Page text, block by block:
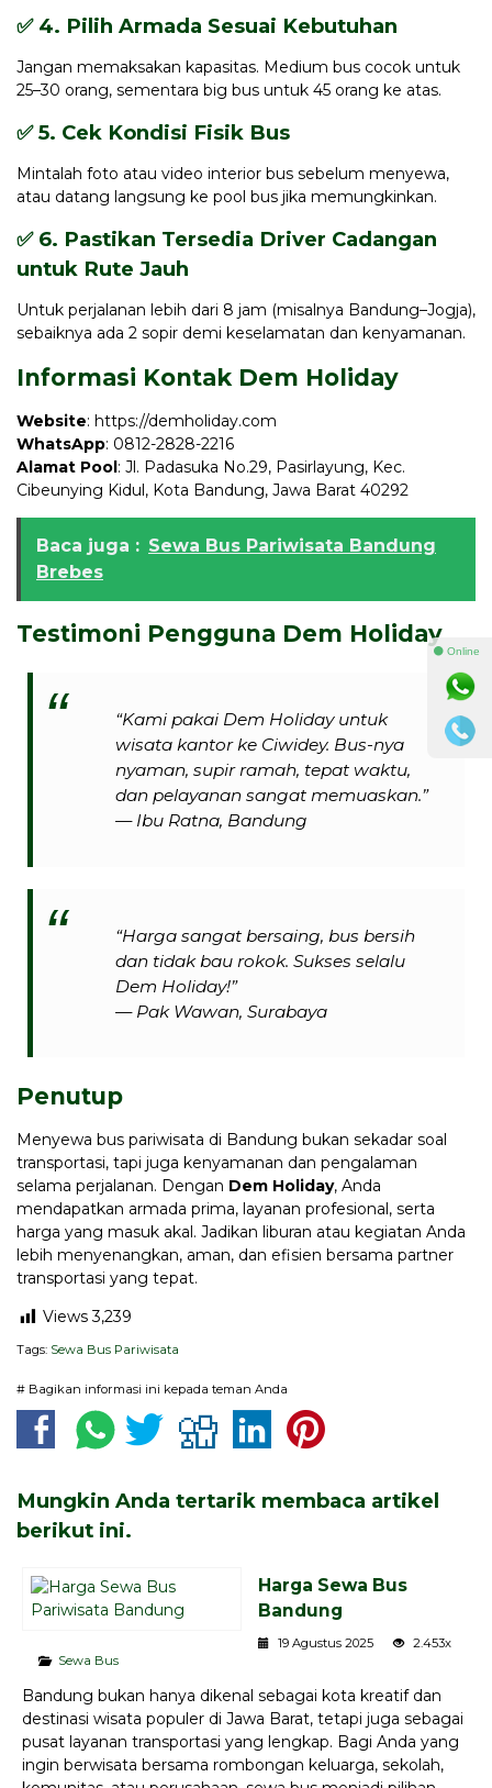
✅ 4. Pilih Armada Sesuai Kebutuhan
Jangan memaksakan kapasitas. Medium bus cocok untuk
25–30 orang, sementara big bus untuk 45 orang ke atas.
✅ 5. Cek Kondisi Fisik Bus
Mintalah foto atau video interior bus sebelum menyewa,
atau datang langsung ke pool bus jika memungkinkan.
✅ 6. Pastikan Tersedia Driver Cadangan
untuk Rute Jauh
Untuk perjalanan lebih dari 8 jam (misalnya Bandung–Jogja),
sebaiknya ada 2 sopir demi keselamatan dan kenyamanan.
Informasi Kontak Dem Holiday
Website: https://demholiday.com
WhatsApp: 0812-2828-2216
Alamat Pool : Jl. Padasuka No.29, Pasirlayung, Kec.
Cibeunying Kidul, Kota Bandung, Jawa Barat 40292
Baca juga : Sewa Bus Pariwisata Bandung
Brebes
Testimoni Pengguna Dem Holiday
“Kami pakai Dem Holiday untuk
wisata kantor ke Ciwidey. Bus-nya
nyaman, supir ramah, tepat waktu,
dan pelayanan sangat memuaskan.”
— Ibu Ratna, Bandung
“Harga sangat bersaing, bus bersih
dan tidak bau rokok. Sukses selalu
Dem Holiday!”
— Pak Wawan, Surabaya
Penutup
Menyewa bus pariwisata di Bandung bukan sekadar soal
transportasi, tapi juga kenyamanan dan pengalaman
selama perjalanan. Dengan Dem Holiday, Anda
mendapatkan armada prima, layanan profesional, serta
harga yang masuk akal. Jadikan liburan atau kegiatan Anda
lebih menyenangkan, aman, dan efisien bersama partner
transportasi yang tepat.
Views 3,239
Tags: Sewa Bus Pariwisata
# Bagikan informasi ini kepada teman Anda
Mungkin Anda tertarik membaca artikel
berikut ini.
Harga Sewa Bus
Bandung
19 Agustus 2025
2.453x
Sewa Bus
Bandung bukan hanya dikenal sebagai kota kreatif dan
destinasi wisata populer di Jawa Barat, tetapi juga sebagai
pusat layanan transportasi yang lengkap. Bagi Anda yang
ingin berwisata bersama rombongan keluarga, sekolah,
⚫ Online